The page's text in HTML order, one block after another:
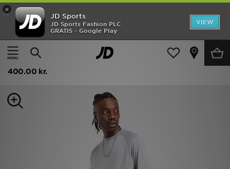
×
JD Sports
JD Sports Fashion PLC
GRATIS - Google Play
VIEW
Hjem
Herrer Herretøj Shorts
DAILYSZN Rydal Woven Cargo Shorts
400.00 kr.
Hjem
Udsalg
Damer